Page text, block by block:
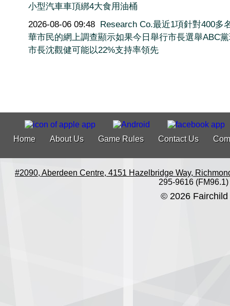
小型汽車車頂綁4大食用油桶
2026-08-06 09:48 Research Co.最近1項針對400多
華市民的網上調查顯示如果今日舉行市長選舉ABC
市長沈觀健可能以22%支持率領先
Home About Us Game Rules Contact Us
#2090, Aberdeen Centre, 4151 Hazelbridge Way,
295-9616 (FM96.1)
© 2026 Fairchild